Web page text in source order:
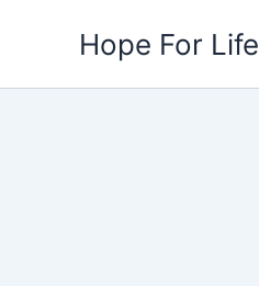
Hope For Life